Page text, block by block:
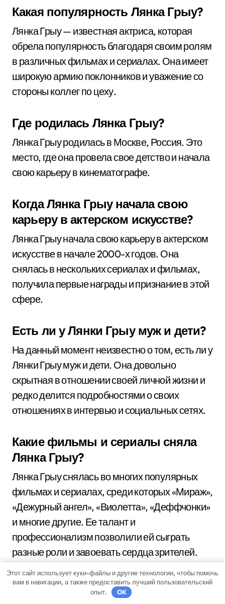
Какая популярность Лянка Грыу?
Лянка Грыу — известная актриса, которая
обрела популярность благодаря своим ролям
в различных фильмах и сериалах. Она имеет
широкую армию поклонников и уважение со
стороны коллег по цеху.
Где родилась Лянка Грыу?
Лянка Грыу родилась в Москве, Россия. Это
место, где она провела свое детство и начала
свою карьеру в кинематографе.
Когда Лянка Грыу начала свою
карьеру в актерском искусстве?
Лянка Грыу начала свою карьеру в актерском
искусстве в начале 2000-х годов. Она
снялась в нескольких сериалах и фильмах,
получила первые награды и признание в этой
сфере.
Есть ли у Лянки Грыу муж и дети?
На данный момент неизвестно о том, есть ли у
Лянки Грыу муж и дети. Она довольно
скрытная в отношении своей личной жизни и
редко делится подробностями о своих
отношениях в интервью и социальных сетях.
Какие фильмы и сериалы сняла
Лянка Грыу?
Лянка Грыу снялась во многих популярных
фильмах и сериалах, среди которых «Мираж»,
«Дежурный ангел», «Виолетта», «Деффчонки»
и многие другие. Ее талант и
профессионализм позволили ей сыграть
разные роли и завоевать сердца зрителей.
Какие известные фильмы с
участием Лянки Грыу?
Этот сайт использует куки-файлы и другие технологии, чтобы помочь
вам в навигации, а также предоставить лучший пользовательский
опыт.
OK